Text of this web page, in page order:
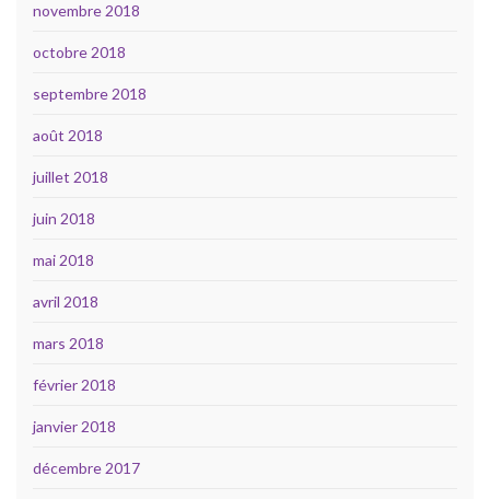
novembre 2018
octobre 2018
septembre 2018
août 2018
juillet 2018
juin 2018
mai 2018
avril 2018
mars 2018
février 2018
janvier 2018
décembre 2017